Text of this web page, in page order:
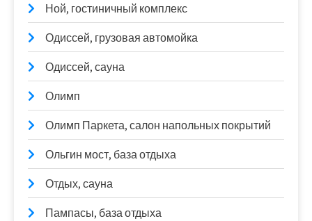
Ной, гостиничный комплекс
Одиссей, грузовая автомойка
Одиссей, сауна
Олимп
Олимп Паркета, салон напольных покрытий
Ольгин мост, база отдыха
Отдых, сауна
Пампасы, база отдыха